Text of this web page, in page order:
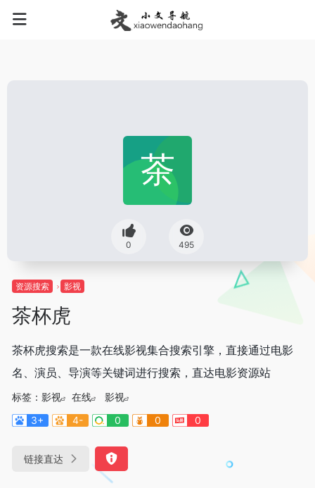
0 495
资源搜索 影视
茶杯虎
茶杯虎搜索是一款在线影视集合搜索引擎，直接通过电影
名、演员、导演等关键词进行搜索，直达电影资源站
标签： 影视 在线
影视
3+
4- 0 0 0
链接直达